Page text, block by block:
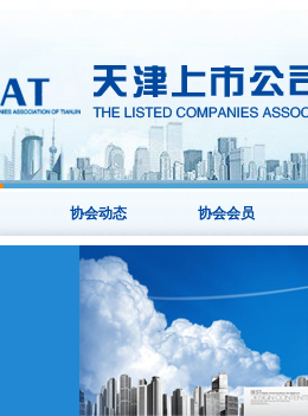
协会动态 协会会员